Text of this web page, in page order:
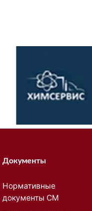
Документы
Нормативные
документы СМ